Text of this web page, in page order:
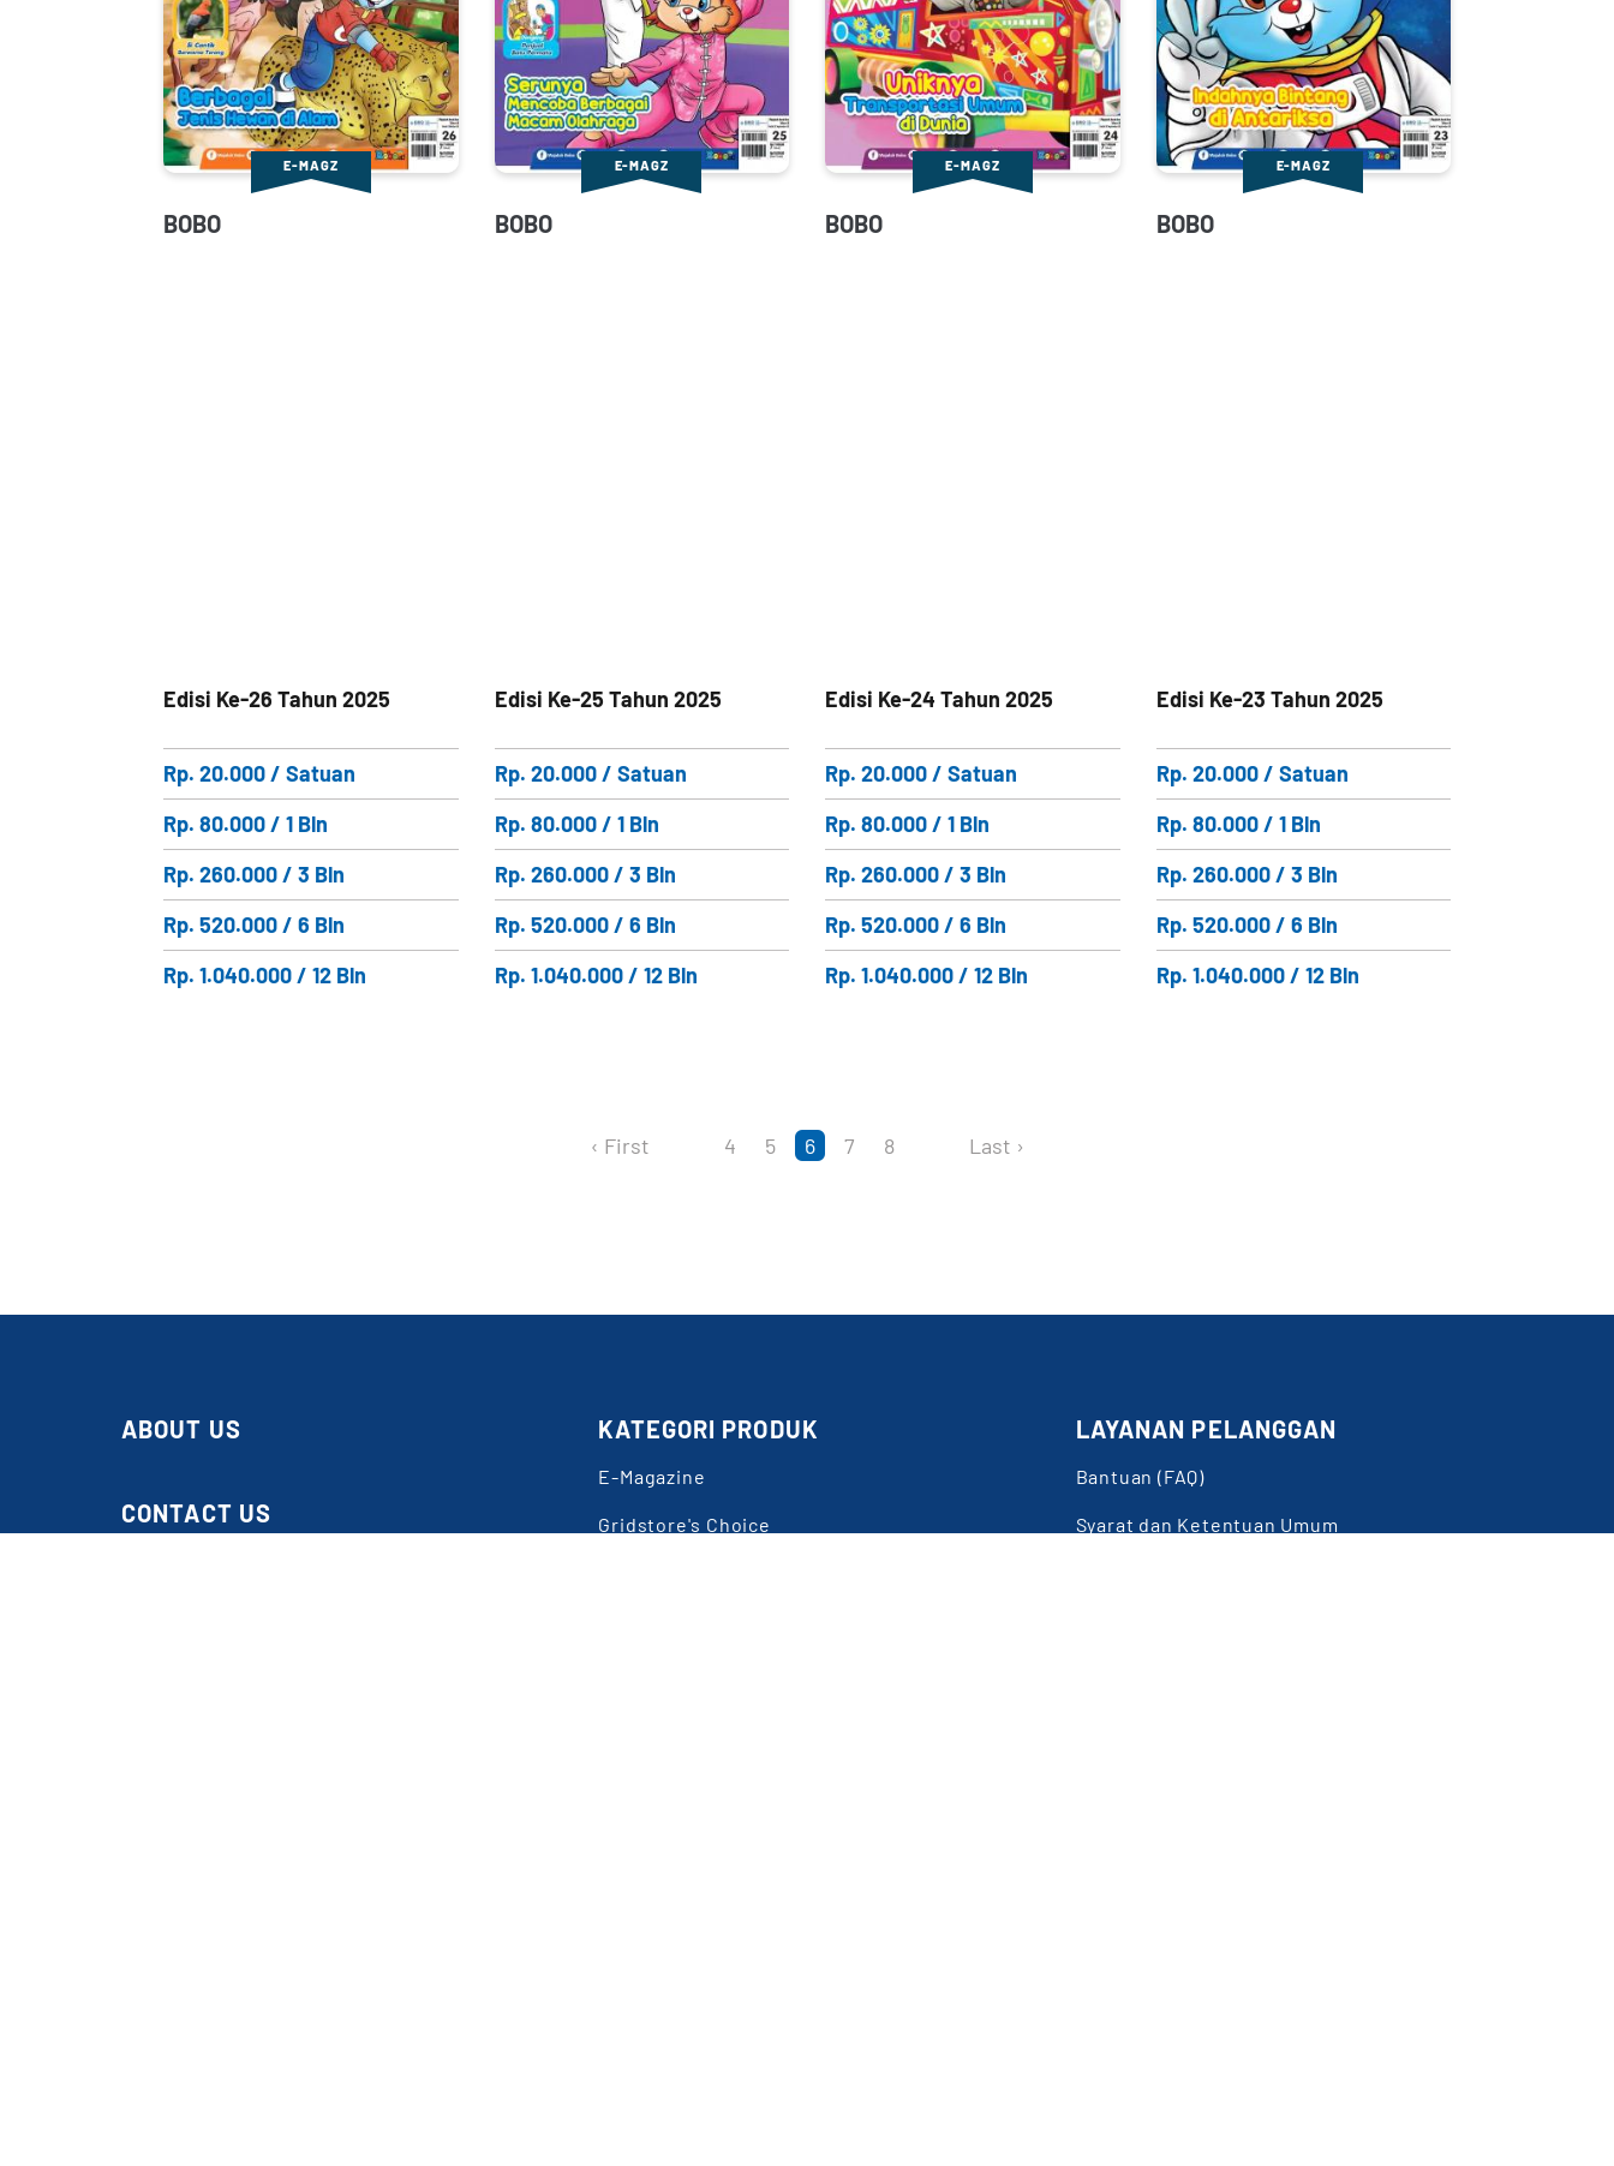
E-MAGZ
BOBO
Edisi Ke-26 Tahun 2025
Rp. 20.000 / Satuan
Rp. 80.000 / 1 Bln
Rp. 260.000 / 3 Bln
Rp. 520.000 / 6 Bln
Rp. 1.040.000 / 12 Bln
E-MAGZ
BOBO
Edisi Ke-25 Tahun 2025
Rp. 20.000 / Satuan
Rp. 80.000 / 1 Bln
Rp. 260.000 / 3 Bln
Rp. 520.000 / 6 Bln
Rp. 1.040.000 / 12 Bln
E-MAGZ
BOBO
Edisi Ke-24 Tahun 2025
Rp. 20.000 / Satuan
Rp. 80.000 / 1 Bln
Rp. 260.000 / 3 Bln
Rp. 520.000 / 6 Bln
Rp. 1.040.000 / 12 Bln
E-MAGZ
BOBO
Edisi Ke-23 Tahun 2025
Rp. 20.000 / Satuan
Rp. 80.000 / 1 Bln
Rp. 260.000 / 3 Bln
Rp. 520.000 / 6 Bln
Rp. 1.040.000 / 12 Bln
‹ First 4 5 6(current)
7 8 Last ›
ABOUT US
CONTACT US
KATEGORI PRODUK
E-Magazine
Gridstore's Choice
LAYANAN PELANGGAN
Bantuan (FAQ)
Syarat dan Ketentuan Umum